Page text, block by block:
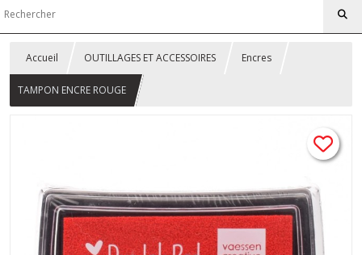
Accueil OUTILLAGES ET ACCESSOIRES Encres
TAMPON ENCRE ROUGE